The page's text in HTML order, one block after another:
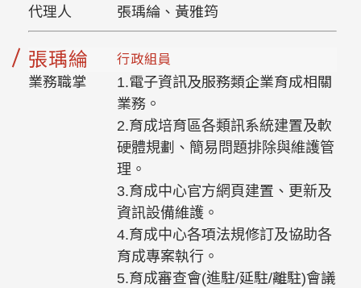
代理人
張瑀綸、黃雅筠
張瑀綸 行政組員
業務職掌
1.電子資訊及服務類企業育成相關
業務。
2.育成培育區各類訊系統建置及軟
硬體規劃、簡易問題排除與維護管
理。
3.育成中心官方網頁建置、更新及
資訊設備維護。
4.育成中心各項法規修訂及協助各
育成專案執行。
5.育成審查會(進駐/延駐/離駐)會議